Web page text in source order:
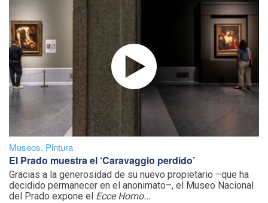
Museos, Pintura
El Prado muestra el ‘Caravaggio perdido’
Gracias a la generosidad de su nuevo propietario –que ha
decidido permanecer en el anonimato–, el Museo Nacional
del Prado expone el Ecce Homo...